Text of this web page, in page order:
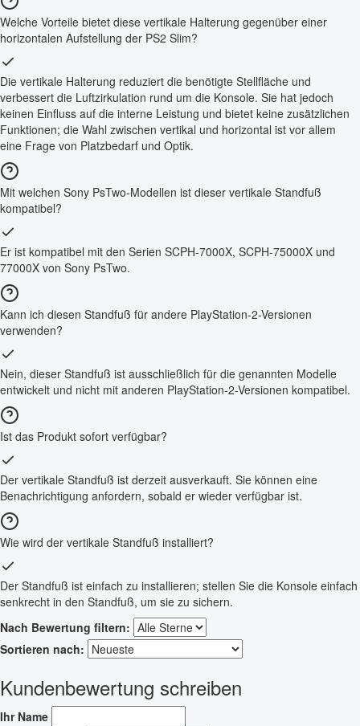
Welche Vorteile bietet diese vertikale Halterung gegenüber einer
horizontalen Aufstellung der PS2 Slim?
Die vertikale Halterung reduziert die benötigte Stellfläche und
verbessert die Luftzirkulation rund um die Konsole. Sie hat jedoch
keinen Einfluss auf die interne Leistung und bietet keine zusätzlichen
Funktionen; die Wahl zwischen vertikal und horizontal ist vor allem
eine Frage von Platzbedarf und Optik.
Mit welchen Sony PsTwo-Modellen ist dieser vertikale Standfuß
kompatibel?
Er ist kompatibel mit den Serien SCPH-7000X, SCPH-75000X und
77000X von Sony PsTwo.
Kann ich diesen Standfuß für andere PlayStation-2-Versionen
verwenden?
Nein, dieser Standfuß ist ausschließlich für die genannten Modelle
entwickelt und nicht mit anderen PlayStation-2-Versionen kompatibel.
Ist das Produkt sofort verfügbar?
Der vertikale Standfuß ist derzeit ausverkauft. Sie können eine
Benachrichtigung anfordern, sobald er wieder verfügbar ist.
Wie wird der vertikale Standfuß installiert?
Der Standfuß ist einfach zu installieren; stellen Sie die Konsole einfach
senkrecht in den Standfuß, um sie zu sichern.
Nach Bewertung filtern:
Sortieren nach:
Kundenbewertung schreiben
Ihr Name